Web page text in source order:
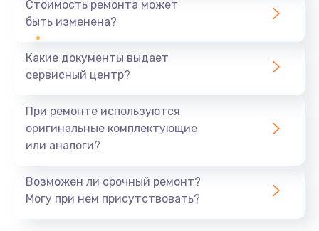
Замена разъёма наушников (гарнитуры)
Замена кнопок громкости
Заказать
Стоимость ремонта может
быть изменена?
Какие документы выдает
сервисный центр?
При ремонте используются
оригинальные комплектующие
или аналоги?
Возможен ли срочный ремонт?
Могу при нем присутствовать?